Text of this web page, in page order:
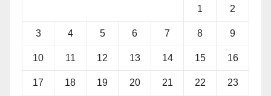
1 2
3 4 5 6 7 8 9
10 11 12 13 14 15 16
17 18 19 20 21 22 23